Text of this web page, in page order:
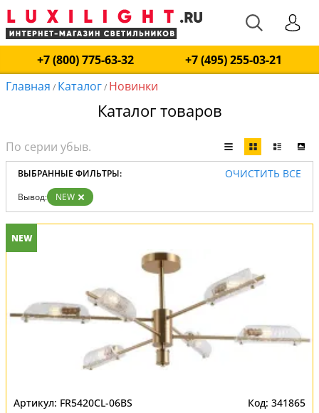
+7 (800) 775-63-32
+7 (495) 255-03-21
Главная / Каталог/ Новинки
Каталог товаров
ВЫБРАННЫЕ ФИЛЬТРЫ: ОЧИСТИТЬ ВСЕ
Вывод: NEW
NEW
FR5420CL-06BS 341865